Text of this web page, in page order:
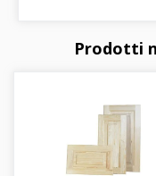
Prodotti